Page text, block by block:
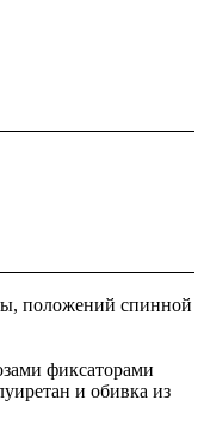
положений спинной
фиксаторами
и обивка из